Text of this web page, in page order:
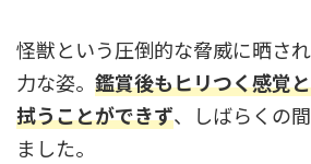
怪獣という圧倒的な脅威に晒さ
力な姿。 鑑賞後もヒリつく感覚
拭うことができず、しばらくの
ました。